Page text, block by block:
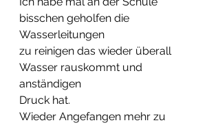
bisschen geholfen die
Wasserleitungen
zu reinigen das wieder überall
Wasser rauskommt und
anständigen
Druck hat.
Wieder Angefangen mehr zu